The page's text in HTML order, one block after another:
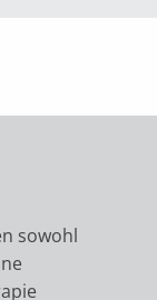
sowohl